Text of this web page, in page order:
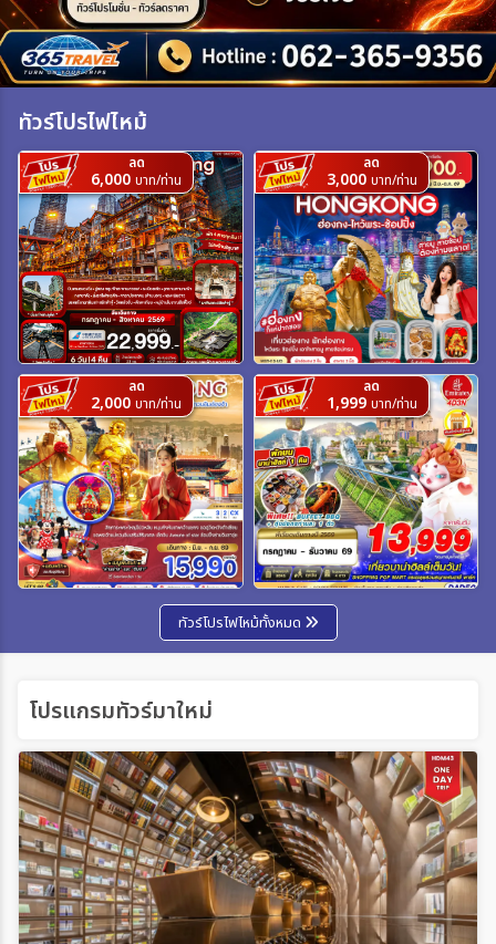
ระหว่าง
ค้นหา
ทัวร์โปรไฟไหม้
ลด
6,000 บาท/ท่าน
ลด
3,000 บาท/ท่าน
ลด
2,000 บาท/ท่าน
ลด
1,999 บาท/ท่าน
ทัวร์โปรไฟไหม้ทั้งหมด
โปรแกรมทัวร์มาใหม่